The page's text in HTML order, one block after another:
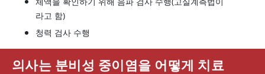
라고 함)
청력 검사 수행
의사는 분비성 중이염을 어떻게 치료